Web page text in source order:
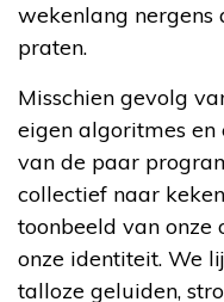
wekenlang nergens
praten.
Misschien gevolg
eigen algoritmes en
van de paar
collectief naar
toonbeeld van onze
onze identiteit. We
talloze geluiden,